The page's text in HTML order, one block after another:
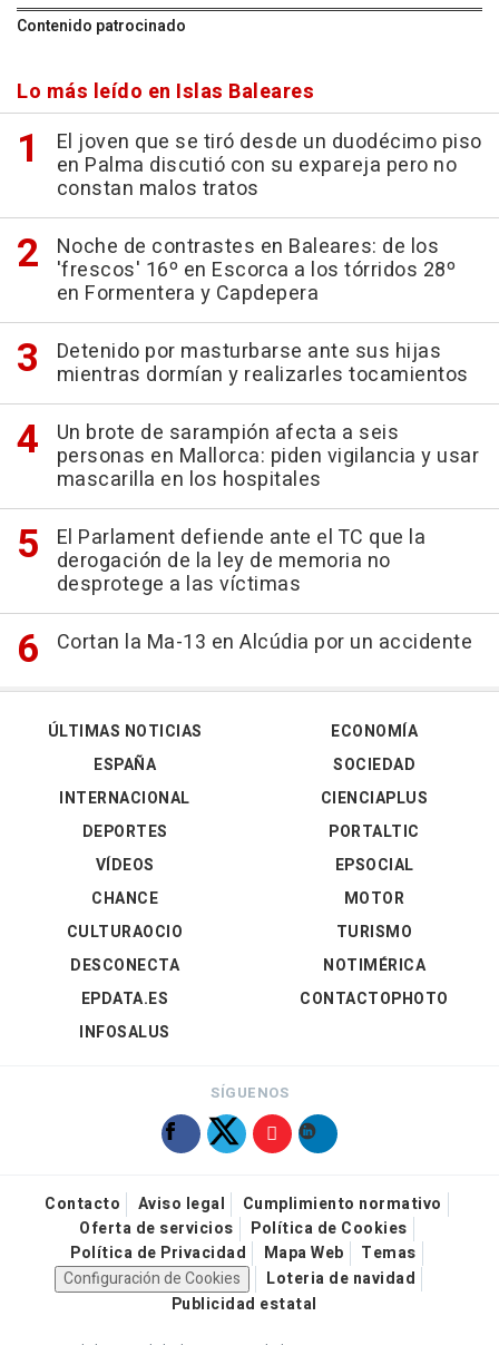
Contenido patrocinado
Lo más leído en Islas Baleares
El joven que se tiró desde un duodécimo piso
en Palma discutió con su expareja pero no
constan malos tratos
Noche de contrastes en Baleares: de los
'frescos' 16º en Escorca a los tórridos 28º
en Formentera y Capdepera
Detenido por masturbarse ante sus hijas
mientras dormían y realizarles tocamientos
Un brote de sarampión afecta a seis
personas en Mallorca: piden vigilancia y usar
mascarilla en los hospitales
El Parlament defiende ante el TC que la
derogación de la ley de memoria no
desprotege a las víctimas
Cortan la Ma-13 en Alcúdia por un accidente
ÚLTIMAS NOTICIAS
ESPAÑA
INTERNACIONAL
DEPORTES
VÍDEOS
ECONOMÍA
SOCIEDAD
CIENCIAPLUS
PORTALTIC
EPSOCIAL
CHANCE
CULTURAOCIO
DESCONECTA
EPDATA.ES
INFOSALUS
MOTOR
TURISMO
NOTIMÉRICA
CONTACTOPHOTO
SÍGUENOS
Contacto Aviso legal
Cumplimiento normativo
Oferta de servicios
Política de Cookies
Política de Privacidad
Mapa Web
Temas
Configuración de Cookies
Loteria de navidad
Publicidad estatal